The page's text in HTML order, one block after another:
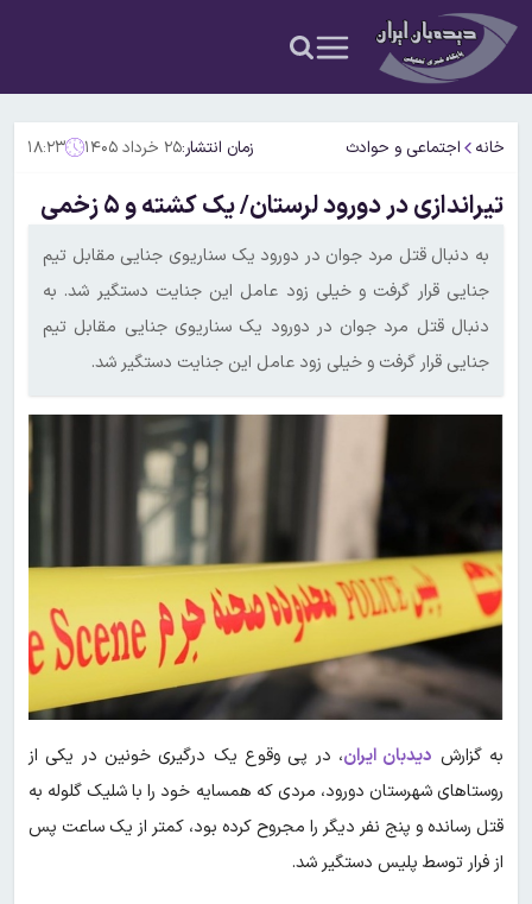
خانه اجتماعی و حوادث زمان انتشار:۲۵ خرداد ۱۴۰۵ ۱۸:۲۳
تیراندازی در دورود لرستان/ یک کشته و ۵ زخمی
به دنبال قتل مرد جوان در دورود یک سناریوی جنایی مقابل تیم
جنایی قرار گرفت و خیلی زود عامل این جنایت دستگیر شد. به
دنبال قتل مرد جوان در دورود یک سناریوی جنایی مقابل تیم
جنایی قرار گرفت و خیلی زود عامل این جنایت دستگیر شد.
به گزارش دیدبان ایران، در پی وقوع یک درگیری خونین در یکی از
روستاهای شهرستان دورود، مردی که همسایه خود را با شلیک گلوله به
قتل رسانده و پنج نفر دیگر را مجروح کرده بود، کمتر از یک ساعت پس
از فرار توسط پلیس دستگیر شد.